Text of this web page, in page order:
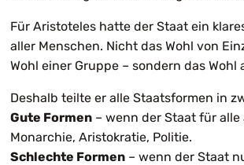
Für Aristoteles hatte der Staat ein
aller Menschen. Nicht das Wohl von
Wohl einer Gruppe – sondern das Wohl
Deshalb teilte er alle Staatsformen in
Gute Formen – wenn der Staat für alle
Monarchie, Aristokratie, Politie.
Schlechte Formen – wenn der Staat